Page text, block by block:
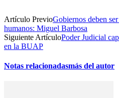
Artículo PrevioGobiernos deben
humanos: Miguel Barbosa
Siguiente ArtículoPoder Judicial
en la BUAP
Notas relacionadasmás del autor